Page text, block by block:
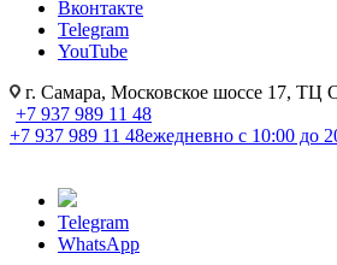
Вконтакте
Telegram
YouTube
г. Самара, Московское шоссе 17, ТЦ
+7 937 989 11 48
+7 937 989 11 48ежедневно с 10:00 до
Telegram
WhatsApp